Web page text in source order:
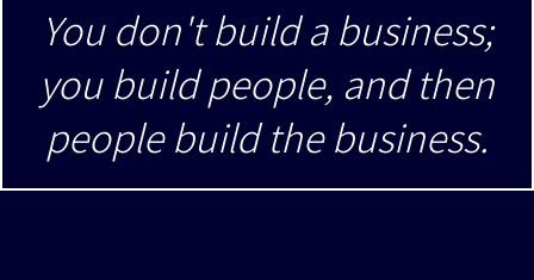
You don't build a business;
you build people, and then
people build the business.